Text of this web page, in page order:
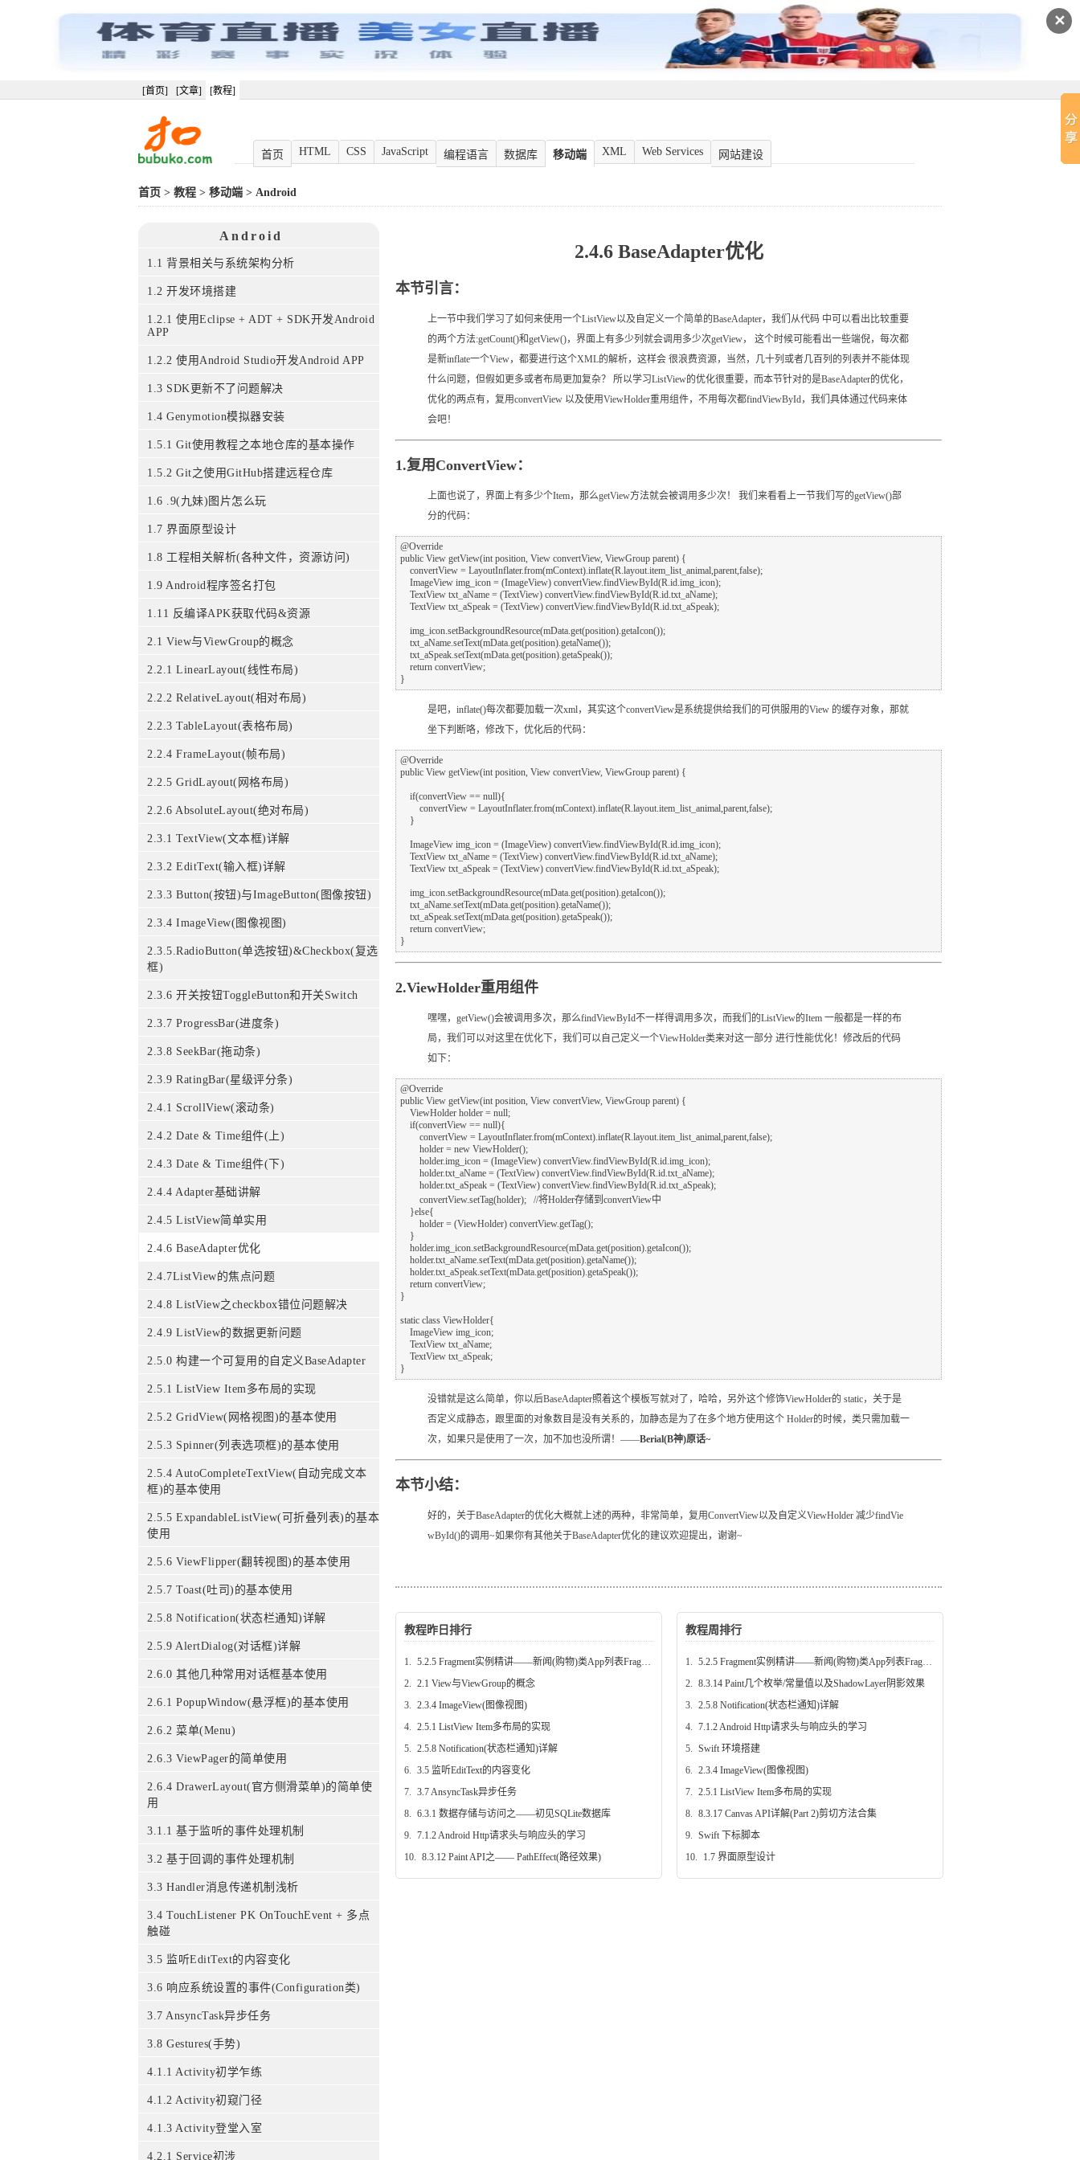
✕
[首页] [文章] [教程]
首页 HTML CSS JavaScript 编程语言 数据库 移动端 XML Web Services 网站建设
首页 > 教程 > 移动端 > Android
Android
1.1 背景相关与系统架构分析
1.2 开发环境搭建
1.2.1 使用Eclipse + ADT + SDK开发Android
APP
1.2.2 使用Android Studio开发Android APP
1.3 SDK更新不了问题解决
1.4 Genymotion模拟器安装
1.5.1 Git使用教程之本地仓库的基本操作
1.5.2 Git之使用GitHub搭建远程仓库
1.6 .9(九妹)图片怎么玩
1.7 界面原型设计
1.8 工程相关解析(各种文件，资源访问)
1.9 Android程序签名打包
1.11 反编译APK获取代码&资源
2.1 View与ViewGroup的概念
2.2.1 LinearLayout(线性布局)
2.2.2 RelativeLayout(相对布局)
2.2.3 TableLayout(表格布局)
2.2.4 FrameLayout(帧布局)
2.2.5 GridLayout(网格布局)
2.2.6 AbsoluteLayout(绝对布局)
2.3.1 TextView(文本框)详解
2.3.2 EditText(输入框)详解
2.3.3 Button(按钮)与ImageButton(图像按钮)
2.3.4 ImageView(图像视图)
2.3.5.RadioButton(单选按钮)&Checkbox(复选
框)
2.3.6 开关按钮ToggleButton和开关Switch
2.3.7 ProgressBar(进度条)
2.3.8 SeekBar(拖动条)
2.3.9 RatingBar(星级评分条)
2.4.1 ScrollView(滚动条)
2.4.2 Date & Time组件(上)
2.4.3 Date & Time组件(下)
2.4.4 Adapter基础讲解
2.4.5 ListView简单实用
2.4.6 BaseAdapter优化
2.4.7ListView的焦点问题
2.4.8 ListView之checkbox错位问题解决
2.4.9 ListView的数据更新问题
2.5.0 构建一个可复用的自定义BaseAdapter
2.5.1 ListView Item多布局的实现
2.5.2 GridView(网格视图)的基本使用
2.5.3 Spinner(列表选项框)的基本使用
2.5.4 AutoCompleteTextView(自动完成文本
框)的基本使用
2.5.5 ExpandableListView(可折叠列表)的基本
使用
2.5.6 ViewFlipper(翻转视图)的基本使用
2.5.7 Toast(吐司)的基本使用
2.5.8 Notification(状态栏通知)详解
2.5.9 AlertDialog(对话框)详解
2.6.0 其他几种常用对话框基本使用
2.6.1 PopupWindow(悬浮框)的基本使用
2.6.2 菜单(Menu)
2.6.3 ViewPager的简单使用
2.6.4 DrawerLayout(官方侧滑菜单)的简单使
用
3.1.1 基于监听的事件处理机制
3.2 基于回调的事件处理机制
3.3 Handler消息传递机制浅析
3.4 TouchListener PK OnTouchEvent + 多点
触碰
3.5 监听EditText的内容变化
3.6 响应系统设置的事件(Configuration类)
3.7 AnsyncTask异步任务
3.8 Gestures(手势)
4.1.1 Activity初学乍练
4.1.2 Activity初窥门径
4.1.3 Activity登堂入室
4.2.1 Service初涉
2.4.6 BaseAdapter优化
本节引言：
上一节中我们学习了如何来使用一个ListView以及自定义一个简单的BaseAdapter，我们从代码 中可以看出比较重要
的两个方法:getCount()和getView()，界面上有多少列就会调用多少次getView， 这个时候可能看出一些端倪，每次都
是新inflate一个View，都要进行这个XML的解析，这样会 很浪费资源，当然，几十列或者几百列的列表并不能体现
什么问题，但假如更多或者布局更加复杂？ 所以学习ListView的优化很重要，而本节针对的是BaseAdapter的优化，
优化的两点有，复用convertView 以及使用ViewHolder重用组件，不用每次都findViewById，我们具体通过代码来体
会吧！
1.复用ConvertView：
上面也说了，界面上有多少个Item，那么getView方法就会被调用多少次！ 我们来看看上一节我们写的getView()部
分的代码：
@Override
public View getView(int position, View convertView, ViewGroup parent) {
是吧，inflate()每次都要加载一次xml，其实这个convertView是系统提供给我们的可供服用的View 的缓存对象，那就
坐下判断咯，修改下，优化后的代码：
@Override
public View getView(int position, View convertView, ViewGroup parent) {
2.ViewHolder重用组件
嘿嘿，getView()会被调用多次，那么findViewById不一样得调用多次，而我们的ListView的Item 一般都是一样的布
局，我们可以对这里在优化下，我们可以自己定义一个ViewHolder类来对这一部分 进行性能优化！修改后的代码
如下：
@Override
public View getView(int position, View convertView, ViewGroup parent) {
}
static class ViewHolder{
没错就是这么简单，你以后BaseAdapter照着这个模板写就对了，哈哈，另外这个修饰ViewHolder的 static，关于是
否定义成静态，跟里面的对象数目是没有关系的，加静态是为了在多个地方使用这个 Holder的时候，类只需加载一
次，如果只是使用了一次，加不加也没所谓！——Berial(B神)原话~
本节小结：
好的，关于BaseAdapter的优化大概就上述的两种，非常简单，复用ConvertView以及自定义ViewHolder 减少findVie
wById()的调用~如果你有其他关于BaseAdapter优化的建议欢迎提出，谢谢~
教程昨日排行
1.
5.2.5 Fragment实例精讲——新闻(购物)类App列表Fragment的简单实现
2.
2.1 View与ViewGroup的概念
3.
2.3.4 ImageView(图像视图)
4.
2.5.1 ListView Item多布局的实现
5.
2.5.8 Notification(状态栏通知)详解
6.
3.5 监听EditText的内容变化
7.
3.7 AnsyncTask异步任务
8.
6.3.1 数据存储与访问之——初见SQLite数据库
9.
7.1.2 Android Http请求头与响应头的学习
10.
8.3.12 Paint API之—— PathEffect(路径效果)
教程周排行
1.
5.2.5 Fragment实例精讲——新闻(购物)类App列表Fragment的简单实现
2.
8.3.14 Paint几个枚举/常量值以及ShadowLayer阴影效果
3.
2.5.8 Notification(状态栏通知)详解
4.
7.1.2 Android Http请求头与响应头的学习
5.
Swift 环境搭建
6.
2.3.4 ImageView(图像视图)
7.
2.5.1 ListView Item多布局的实现
8.
8.3.17 Canvas API详解(Part 2)剪切方法合集
9.
Swift 下标脚本
10.
1.7 界面原型设计